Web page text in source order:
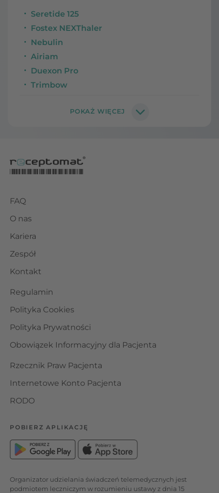
Seretide 125
Fostex NEXThaler
Nebulin
Airiam
Duexon Pro
Trimbow
FAQ
O nas
Kariera
Zespół
Kontakt
Regulamin
Polityka Cookies
Polityka Prywatności
Obowiązek Informacyjny dla Pacjenta
Rzecznik Praw Pacjenta
Internetowe Konto Pacjenta
RODO
POBIERZ APLIKACJĘ
Organizator udzielania świadczeń telemedycznych jest
podmiotem leczniczym w rozumieniu ustawy z dnia 15